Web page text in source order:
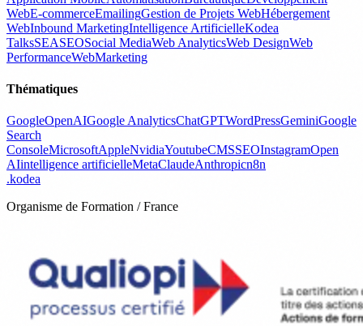
WebE-commerceEmailingGestion de Projets WebHébergement
WebInbound MarketingIntelligence ArtificielleKodea
TalksSEASEOSocial MediaWeb AnalyticsWeb DesignWeb
PerformanceWebMarketing
Thématiques
GoogleOpenAIGoogle AnalyticsChatGPTWordPressGeminiGoogle
Search
ConsoleMicrosoftAppleNvidiaYoutubeCMSSEOInstagramOpen
AIintelligence artificielleMetaClaudeAnthropicn8n
.kodea
Organisme de Formation / France